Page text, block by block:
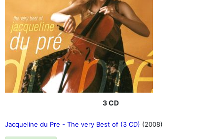
3 CD
Jacqueline du Pre - The very Best of (3 CD) (2008)